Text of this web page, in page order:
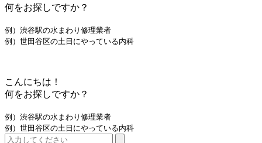
何をお探しですか？
例）渋谷駅の水まわり修理業者
例）世田谷区の土日にやっている内科
こんにちは！
何をお探しですか？
例）渋谷駅の水まわり修理業者
例）世田谷区の土日にやっている内科